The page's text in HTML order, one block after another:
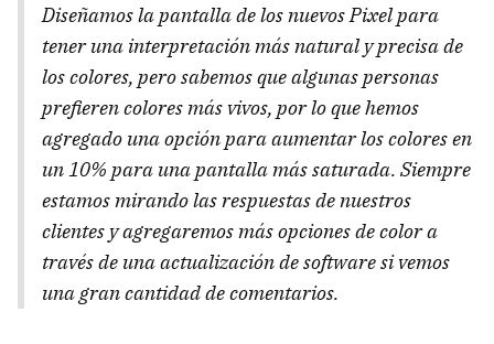
Diseñamos la pantalla de los nuevos Pixel para
tener una interpretación más natural y precisa de
los colores, pero sabemos que algunas personas
prefieren colores más vivos, por lo que hemos
agregado una opción para aumentar los colores en
un 10% para una pantalla más saturada. Siempre
estamos mirando las respuestas de nuestros
clientes y agregaremos más opciones de color a
través de una actualización de software si vemos
una gran cantidad de comentarios.